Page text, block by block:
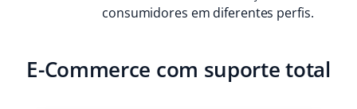
consumidores em diferentes perfis.
E-Commerce com suporte total